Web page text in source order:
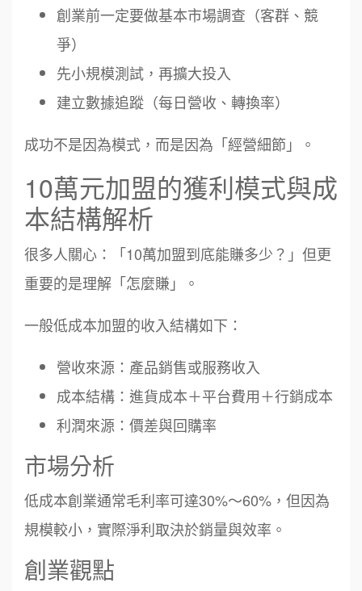
創業前一定要做基本市場調查（客群、競
爭）
先小規模測試，再擴大投入
建立數據追蹤（每日營收、轉換率）
成功不是因為模式，而是因為「經營細節」。
10萬元加盟的獲利模式與成
本結構解析
很多人關心：「10萬加盟到底能賺多少？」但更
重要的是理解「怎麼賺」。
一般低成本加盟的收入結構如下：
營收來源：產品銷售或服務收入
成本結構：進貨成本＋平台費用＋行銷成本
利潤來源：價差與回購率
市場分析
低成本創業通常毛利率可達30%～60%，但因為
規模較小，實際淨利取決於銷量與效率。
創業觀點